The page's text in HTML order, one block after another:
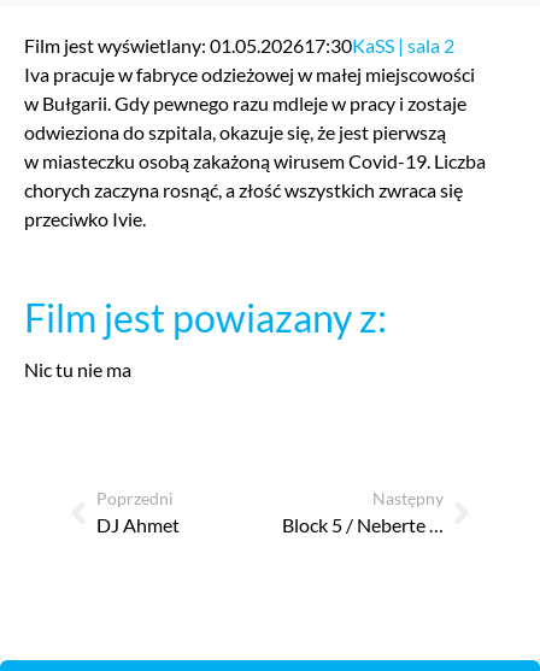
Film jest wyświetlany: 01.05.202617:30KaSS | sala 2
Iva pracuje w fabryce odzieżowej w małej miejscowości
w Bułgarii. Gdy pewnego razu mdleje w pracy i zostaje
odwieziona do szpitala, okazuje się, że jest pierwszą
w miasteczku osobą zakażoną wirusem Covid-19. Liczba
chorych zaczyna rosnąć, a złość wszystkich zwraca się
przeciwko Ivie.
Film jest powiazany z:
Nic tu nie ma
Poprzedni
DJ Ahmet
Następny
Block 5 / Neberte nám hřiště!